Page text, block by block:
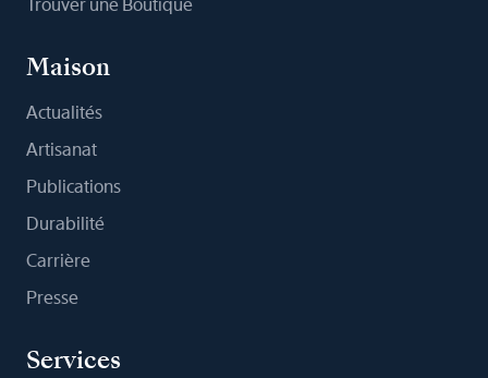
Trouver une Boutique
Maison
Actualités
Artisanat
Publications
Durabilité
Carrière
Presse
Services